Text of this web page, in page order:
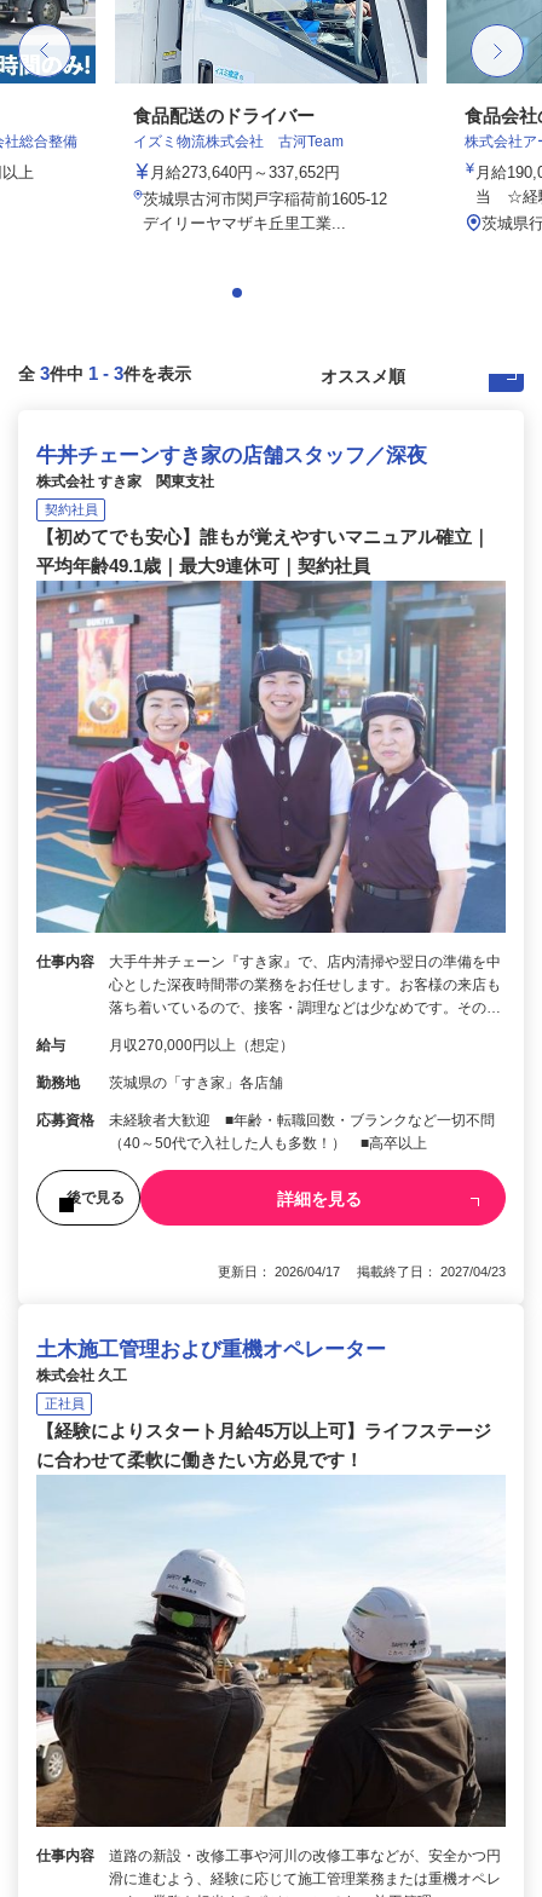
総合整備
以上
食品配送のドライバー
イズミ物流株式会社 古河Team
月給273,640円～337,652円
茨城県古河市関戸字稲荷前1605-12
デイリーヤマザキ丘里工業...
食品会社
株式会社ア
月給
当 ☆経
茨城県
全 3件中 1 - 3件を表示
牛丼チェーンすき家の店舗スタッフ／深夜
株式会社 すき家 関東支社
契約社員
【初めてでも安心】誰もが覚えやすいマニュアル確立｜
平均年齢49.1歳｜最大9連休可｜契約社員
仕事内容
大手牛丼チェーン『すき家』で、店内清掃や翌日の準備を中
心とした深夜時間帯の業務をお任せします。お客様の来店も
落ち着いているので、接客・調理などは少なめです。その…
給与 月収270,000円以上（想定）
勤務地 茨城県の「すき家」各店舗
応募資格
未経験者大歓迎 ■年齢・転職回数・ブランクなど一切不問
（40～50代で入社した人も多数！） ■高卒以上
後で見る 詳細を見る
更新日： 2026/04/17 掲載終了日： 2027/04/23
土木施工管理および重機オペレーター
株式会社 久工
正社員
【経験によりスタート月給45万以上可】ライフステージ
に合わせて柔軟に働きたい方必見です！
仕事内容
道路の新設・改修工事や河川の改修工事などが、安全かつ円
滑に進むよう、経験に応じて施工管理業務または重機オペレ